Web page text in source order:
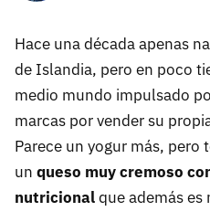
Hace una década apenas
de Islandia, pero en poco
medio mundo impulsado
marcas por vender su
Parece un yogur más, pero
un queso muy cremoso
nutricionalque además es